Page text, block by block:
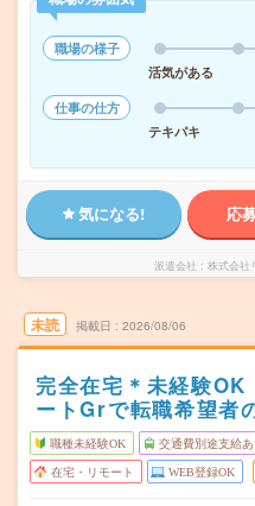
職場の様子
活気がある
仕事の仕方
テキパキ
気になる! 応
派遣会社 株式会社
未読 掲載日 2026/08/06
完全在宅＊未経験
ートGrで転職希望者
職種未経験OK 交通費別途支給あ
在宅・リモート WEB登録OK